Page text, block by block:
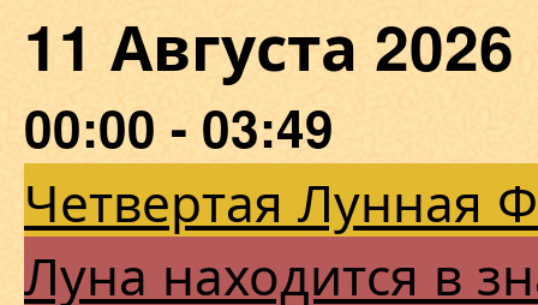
11 Августа
00:00 - 03:49
Четвертая Лунная
Луна находится в